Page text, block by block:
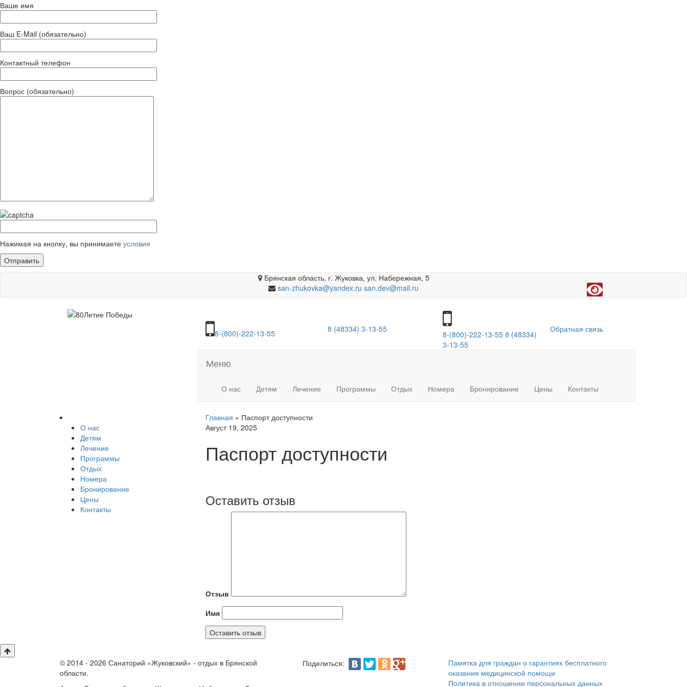
Ваше имя
Ваш E-Mail (обязательно)
Контактный телефон
Вопрос (обязательно)
Нажимая на кнопку, вы принимаете условия
Брянская область, г. Жуковка, ул. Набережная, 5
san-zhukovka@yandex.ru san.dev@mail.ru
8-(800)-222-13-55 8 (48334) 3-13-55
8-(800)-222-13-55 8 (48334)
3-13-55
Обратная связь
Меню
О нас Детям Лечение Программы Отдых Номера Бронирование Цены Контакты
О нас
Детям
Лечение
Программы
Отдых
Номера
Бронирование
Цены
Контакты
Главная » Паспорт доступности
Август 19, 2025
Паспорт доступности
Оставить отзыв
Отзыв
Имя
© 2014 - 2026 Санаторий «Жуковский» - отдых в Брянской
области.
Поделиться:
Памятка для граждан о гарантиях бесплатного
оказания медицинской помощи
Политика в отношении персональных данных